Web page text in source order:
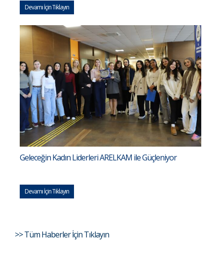
Devamı İçin Tıklayın
Geleceğin Kadın Liderleri ARELKAM ile Güçleniyor
Devamı İçin Tıklayın
>> Tüm Haberler İçin Tıklayın